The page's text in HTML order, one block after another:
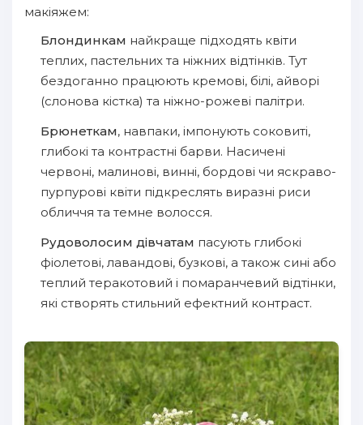
макіяжем:
Блондинкам найкраще підходять квіти
теплих, пастельних та ніжних відтінків. Тут
бездоганно працюють кремові, білі, айворі
(слонова кістка) та ніжно-рожеві палітри.
Брюнеткам, навпаки, імпонують соковиті,
глибокі та контрастні барви. Насичені
червоні, малинові, винні, бордові чи яскраво-
пурпурові квіти підкреслять виразні риси
обличчя та темне волосся.
Рудоволосим дівчатам пасують глибокі
фіолетові, лавандові, бузкові, а також сині або
теплий теракотовий і помаранчевий відтінки,
які створять стильний ефектний контраст.